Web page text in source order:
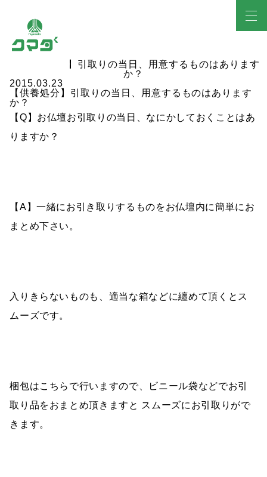
2015.03.23
【供養処分】引取りの当日、用意するものはあります
か？
【Q】お仏壇お引取りの当日、なにかしておくことはあ
りますか？
【A】一緒にお引き取りするものをお仏壇内に簡単にお
まとめ下さい。
入りきらないものも、適当な箱などに纏めて頂くとス
ムーズです。
梱包はこちらで行いますので、ビニール袋などでお引
取り品をおまとめ頂きますと スムーズにお引取りがで
きます。